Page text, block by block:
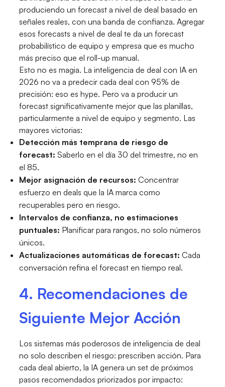
produciendo un forecast a nivel de deal basado en
señales reales, con una banda de confianza. Agregar
esos forecasts a nivel de deal te da un forecast
probabilístico de equipo y empresa que es mucho
más preciso que el roll-up manual.
Esto no es magia. La inteligencia de deal con IA en
2026 no va a predecir cada deal con 95% de
precisión: eso es hype. Pero va a producir un
forecast significativamente mejor que las planillas,
particularmente a nivel de equipo y segmento. Las
mayores victorias:
Detección más temprana de riesgo de
forecast: Saberlo en el día 30 del trimestre, no en
el 85.
Mejor asignación de recursos: Concentrar
esfuerzo en deals que la IA marca como
recuperables pero en riesgo.
Intervalos de confianza, no estimaciones
puntuales: Planificar para rangos, no solo números
únicos.
Actualizaciones automáticas de forecast: Cada
conversación refina el forecast en tiempo real.
4. Recomendaciones de
Siguiente Mejor Acción
Los sistemas más poderosos de inteligencia de deal
no solo describen el riesgo: prescriben acción. Para
cada deal abierto, la IA genera un set de próximos
pasos recomendados priorizados por impacto: